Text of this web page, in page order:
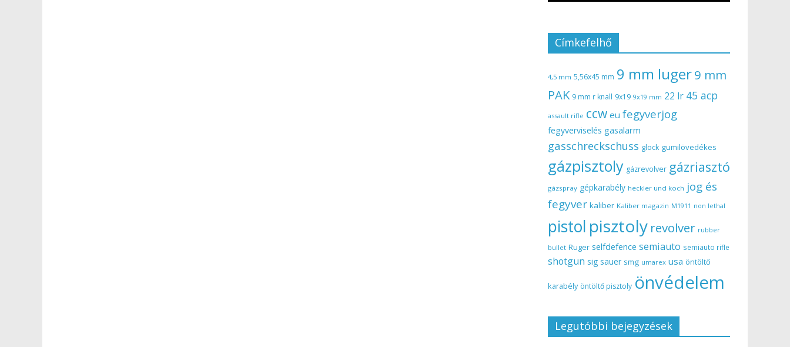
Címkefelhő
4,5 mm 5,56x45 mm 9 mm luger9 mm
PAK 9 mm r knall 9x19 9x19 mm 22 lr 45 acp
assault rifle ccw eu fegyverjog
fegyverviselés gasalarm
gasschreckschuss glock gumilövedékes
gázpisztoly gázrevolver gázriasztó
gázspray gépkarabély heckler und koch jog és
fegyver kaliber Kaliber magazin M1911 non lethal
pistol pisztoly revolver rubber
bullet Ruger selfdefence semiauto semiauto rifle
shotgun sig sauer smg umarex usa öntöltő
karabély öntöltő pisztoly önvédelem
Legutóbbi bejegyzések